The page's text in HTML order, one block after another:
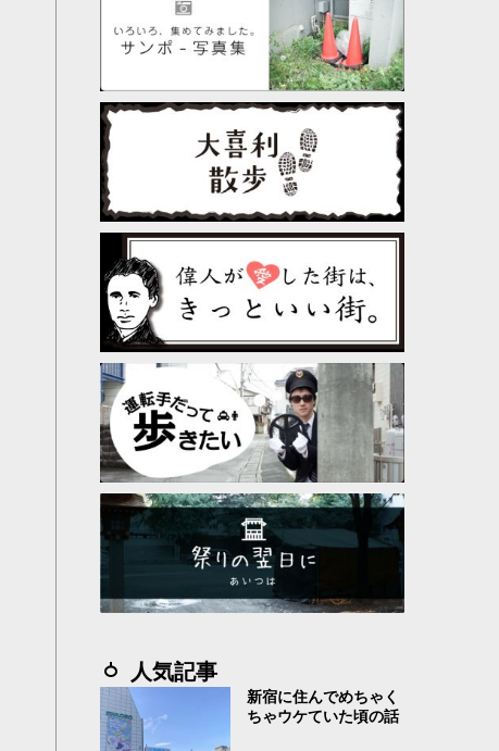
人気記事
新宿に住んでめちゃく
ちゃウケていた頃の話